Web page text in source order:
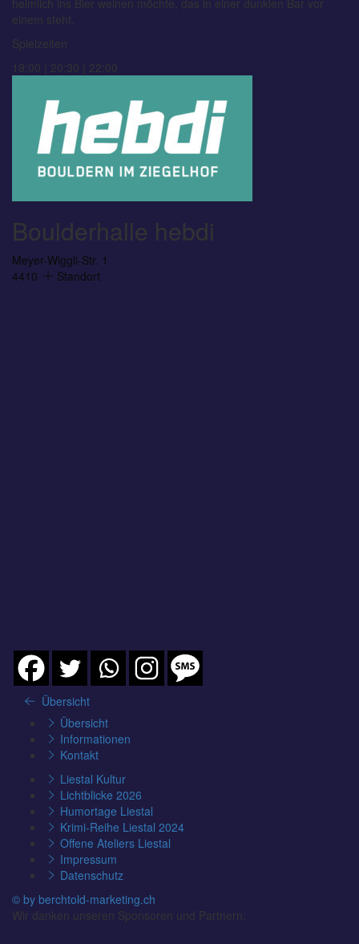
heimlich ins Bier weinen möchte, das in einer dunklen Bar vor
einem steht.
Spielzeiten
19:00 | 20:30 | 22:00
Boulderhalle hebdi
Meyer-Wiggli-Str. 1
4410
Standort
Übersicht
Übersicht
Informationen
Kontakt
Liestal Kultur
Lichtblicke 2026
Humortage Liestal
Krimi-Reihe Liestal 2024
Offene Ateliers Liestal
Impressum
Datenschutz
© by berchtold-marketing.ch
Wir danken unseren Sponsoren und Partnern: